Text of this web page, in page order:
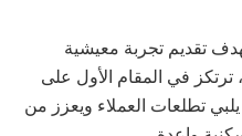
تقديم تجربة معيشية
ترتكز في المقام الأول على
تطلعات العملاء ويعزز من